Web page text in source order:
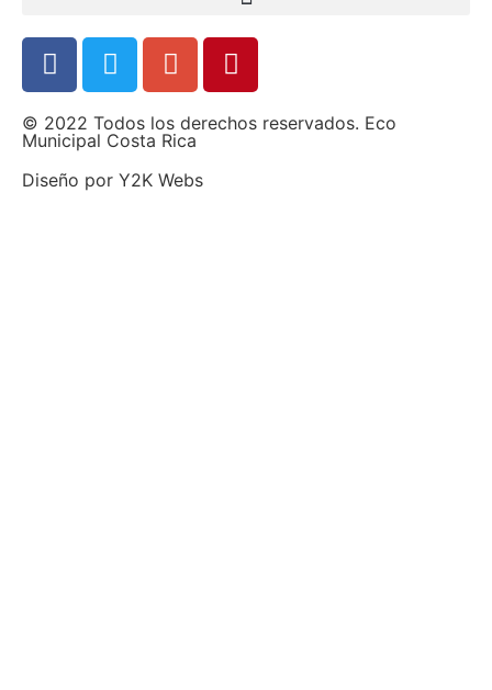
© 2022 Todos los derechos reservados. Eco
Municipal Costa Rica
Diseño por Y2K Webs